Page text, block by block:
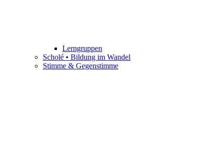
Lerngruppen
Scholé • Bildung im Wandel
Stimme & Gegenstimme